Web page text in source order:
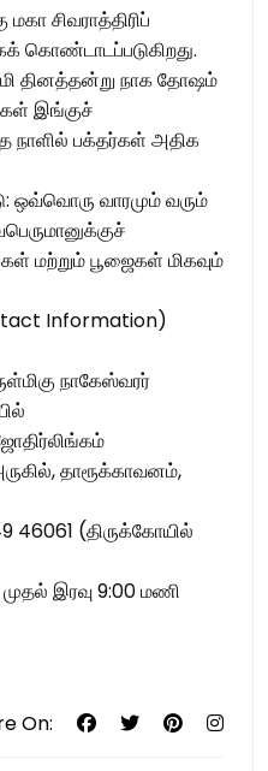
மகா சிவராத்திரிப்
கொண்டாடப்படுகிறது.
தினத்தன்று நாக தோஷம்
இங்குச்
நாளில் பக்தர்கள் அதிக
ஒவ்வொரு வாரமும் வரும்
மற்றும் பூஜைகள் மிகவும்
Information)
நாகேஸ்வரர்
தாரூக்காவனம்,
46061 (திருக்கோயில்
இரவு 9:00 மணி
On: